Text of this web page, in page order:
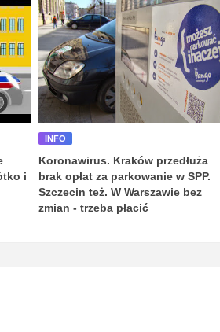
i
INFO
Koronawirus. Kraków przedłuża
brak opłat za parkowanie w SPP.
Szczecin też. W Warszawie bez
zmian - trzeba płacić